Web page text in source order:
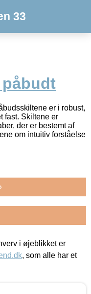
33
er i robust,
fast. Skiltene er
der er bestemt af
om intuitiv forståelse
i øjeblikket er
, som alle har et